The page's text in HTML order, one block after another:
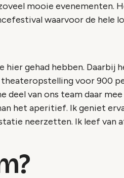
mooie evenementen.
waarvoor de hele
gehad hebben. Daarbij
voor 900
van ons team daar
het aperitief. Ik geniet
neerzetten. Ik leef van